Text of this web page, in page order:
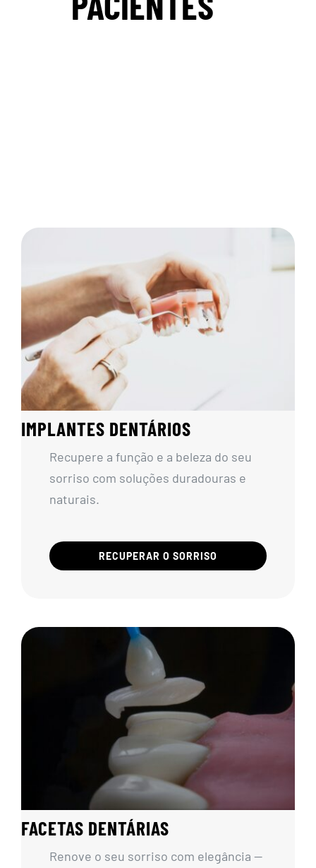
IMPLANTES DENTÁRIOS
Recupere a função e a beleza do seu
sorriso com soluções duradouras e
naturais.
RECUPERAR O SORRISO
FACETAS DENTÁRIAS
Renove o seu sorriso com elegância —